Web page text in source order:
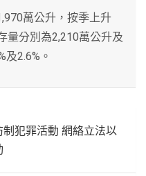
萬公升，按季上升
量分別為2,210萬公升及
2.6%。
犯罪活動 網絡立法以